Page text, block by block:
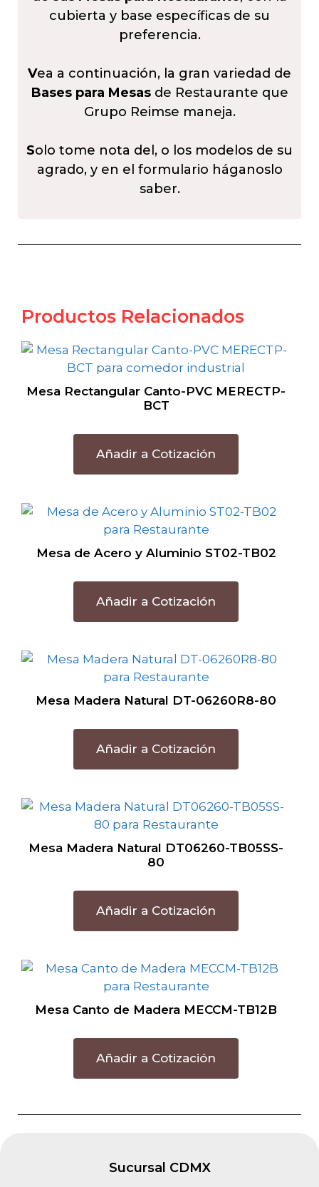
cubierta y base específicas de su
preferencia.
Vea a continuación, la gran variedad de
Bases para Mesasde Restaurante que
Grupo Reimse maneja.
Solo tome nota del, o los modelos de su
agrado, y en el formulario háganoslo
saber.
Productos Relacionados
Mesa Rectangular Canto-PVC MERECTP-
BCT
Añadir a Cotización
Mesa de Acero y Aluminio ST02-TB02
Añadir a Cotización
Mesa Madera Natural DT-06260R8-80
Añadir a Cotización
Mesa Madera Natural DT06260-TB05SS-
80
Añadir a Cotización
Mesa Canto de Madera MECCM-TB12B
Añadir a Cotización
Sucursal CDMX